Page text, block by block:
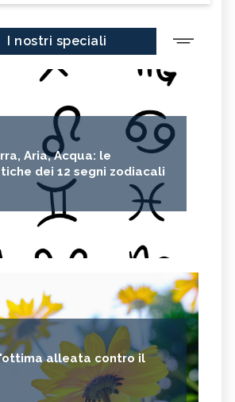
I nostri speciali
Aria, Acqua: le
dei 12 segni zodiacali
alleata contro il